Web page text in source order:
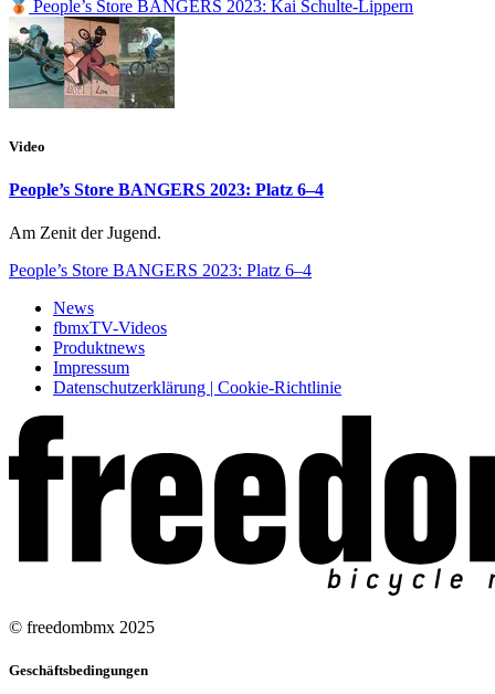
People’s Store BANGERS 2023: Kai Schulte-Lippern
Video
People’s Store BANGERS 2023: Platz 6–4
Am Zenit der Jugend.
People’s Store BANGERS 2023: Platz 6–4
News
fbmxTV-Videos
Produktnews
Impressum
Datenschutzerklärung | Cookie-Richtlinie
© freedombmx 2025
Geschäftsbedingungen